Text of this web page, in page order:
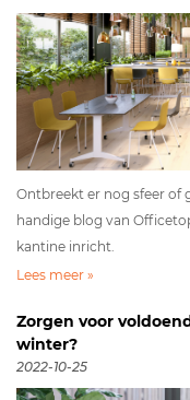
Ontbreekt er nog sfeer of
handige blog van
kantine inricht.
Lees meer »
Zorgen voor
winter?
2022-10-25